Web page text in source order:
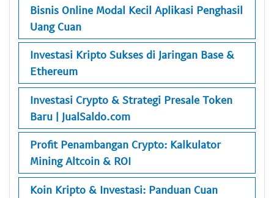
Bisnis Online Modal Kecil Aplikasi Penghasil
Uang Cuan
Investasi Kripto Sukses di Jaringan Base &
Ethereum
Investasi Crypto & Strategi Presale Token
Baru | JualSaldo.com
Profit Penambangan Crypto: Kalkulator
Mining Altcoin & ROI
Koin Kripto & Investasi: Panduan Cuan